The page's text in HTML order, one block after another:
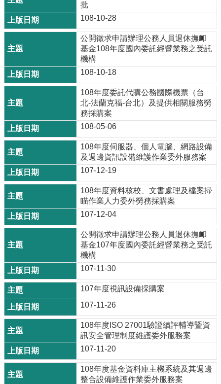
批
108-10-28
公開徵求申請辦理公務人員退休撫卹
基金108年度國內委託經營業務之受託
機構
108-10-18
108年度委託代購公務國際機票（台
北-法蘭克福-台北）及提供相關服務勞
務採購案
108-05-06
108年度伺服器、個人電腦、網路設備
及週邊資訊設備維護作業委外服務案
107-12-19
108年度資料核校、文書處理及檔案掃
瞄作業人力委外勞務採購案
107-12-04
公開徵求申請辦理公務人員退休撫卹
基金107年度國內委託經營業務之受託
機構
107-11-30
107年度視訊設備採購案
107-11-26
108年度ISO 27001驗證續評輔導暨資
訊安全管理制度維護委外服務案
107-11-20
108年度基金資料庫主機系統及其週邊
整合設備維護作業委外服務案